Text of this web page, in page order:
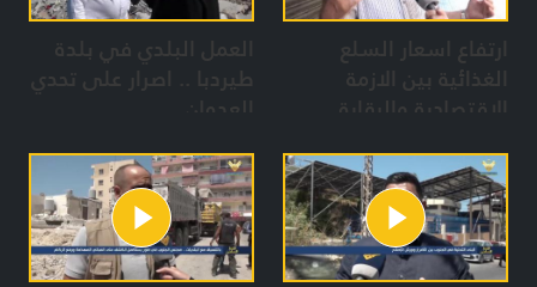
ارتفاع اسعار السلع
الغذائية بين الازمة
الاقتصادية والرقابة
العمل البلدي في بلدة
طيردبا .. اصرار على تحدي
العدوان